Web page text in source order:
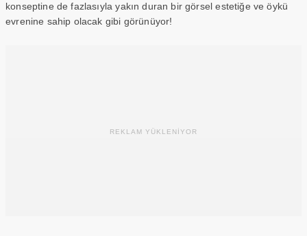
konseptine de fazlasıyla yakın duran bir görsel estetiğe ve öykü
evrenine sahip olacak gibi görünüyor!
REKLAM YÜKLENİYOR